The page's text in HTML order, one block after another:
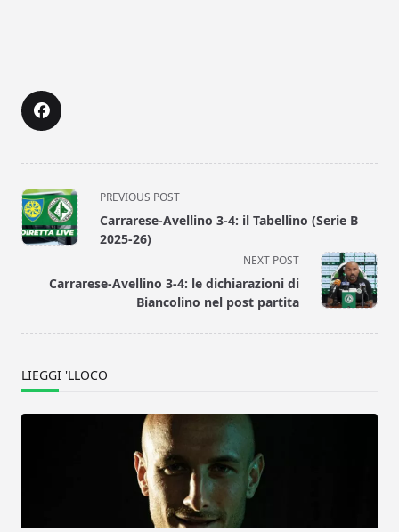
<span
class="nav-
subtitle
reader-
text">Page</span>
PREVIOUS POST
Carrarese-Avellino 3-4: il Tabellino (Serie B
2025-26)
NEXT POST
Carrarese-Avellino 3-4: le dichiarazioni di
Biancolino nel post partita
LIEGGI 'LLOCO